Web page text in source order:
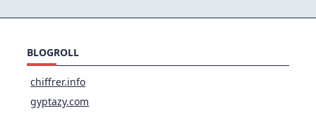
BLOGROLL
chiffrer.info
gyptazy.com